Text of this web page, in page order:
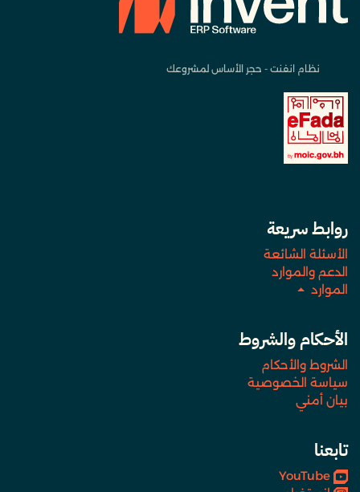
نظام انفنت - حجر الأساس لمشروعك
روابط سريعة
الأسئلة الشائعة
الدعم والموارد
الموارد
الأحكام والشروط
الشروط والأحكام
سياسة الخصوصية
بيان أمني
تابعنا
YouTube